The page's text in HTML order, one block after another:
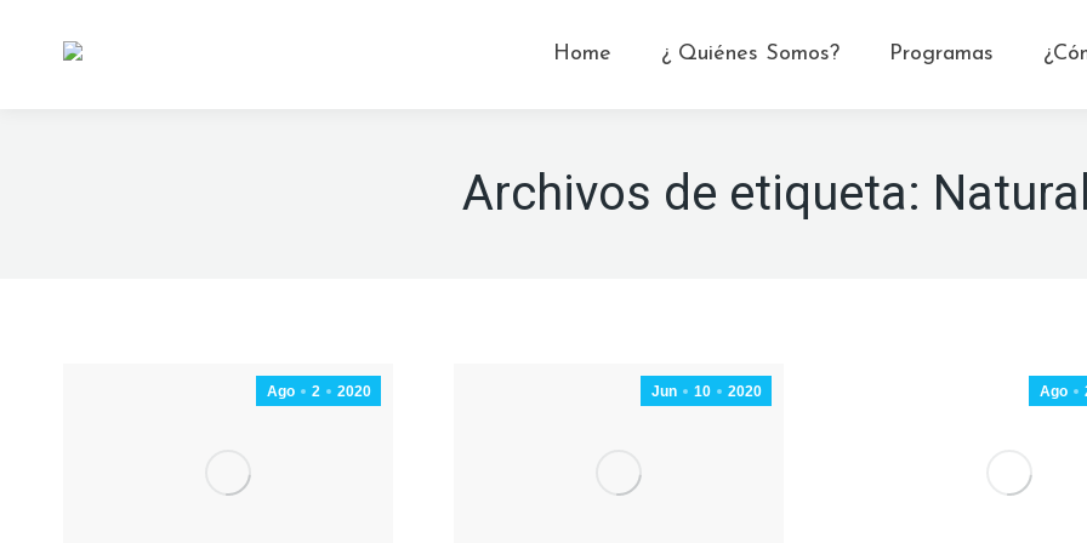
Home ¿ Quiénes Somos? Programas
Archivos de etiqueta:
Ago 2 2020 Jun 10 2020 Ago